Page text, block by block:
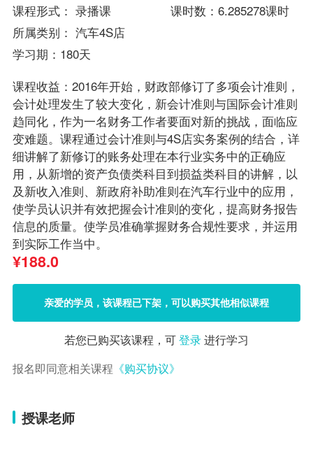
课程形式： 录播课 课时数：6.285278课时
所属类别： 汽车4S店
学习期：180天
课程收益：2016年开始，财政部修订了多项会计准则，
会计处理发生了较大变化，新会计准则与国际会计准则
趋同化，作为一名财务工作者要面对新的挑战，面临应
变难题。课程通过会计准则与4S店实务案例的结合，详
细讲解了新修订的账务处理在本行业实务中的正确应
用，从新增的资产负债类科目到损益类科目的讲解，以
及新收入准则、新政府补助准则在汽车行业中的应用，
使学员认识并有效把握会计准则的变化，提高财务报告
信息的质量。使学员准确掌握财务合规性要求，并运用
到实际工作当中。
¥188.0
亲爱的学员，该课程已下架，可以购买其他相似课程
若您已购买该课程，可登录进行学习
报名即同意相关课程 《购买协议》
授课老师